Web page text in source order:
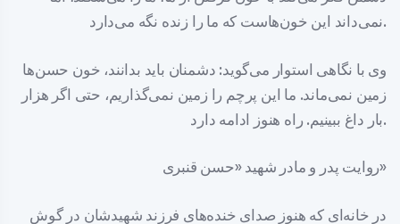
نمی‌داند این خون‌هاست که ما را زنده نگه می‌دارد.
وی با نگاهی استوار می‌گوید: دشمنان باید بدانند، خون حسن‌ها
زمین نمی‌ماند. ما این پرچم را زمین نمی‌گذاریم، حتی اگر هزار
بار داغ ببینیم. راه هنوز ادامه دارد.
روایت پدر و مادر شهید «حسن قنبری»
در خانه‌ای که هنوز صدای خنده‌های فرزند شهیدشان در گوش